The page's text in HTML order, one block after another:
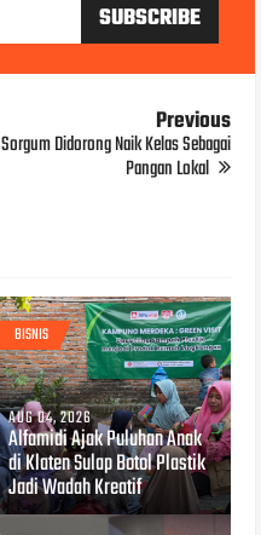
Previous
Sorgum Didorong Naik Kelas Sebagai
Pangan Lokal
BISNIS
AUG 04, 2026
Alfamidi Ajak Puluhan Anak
di Klaten Sulap Botol Plastik
Jadi Wadah Kreatif